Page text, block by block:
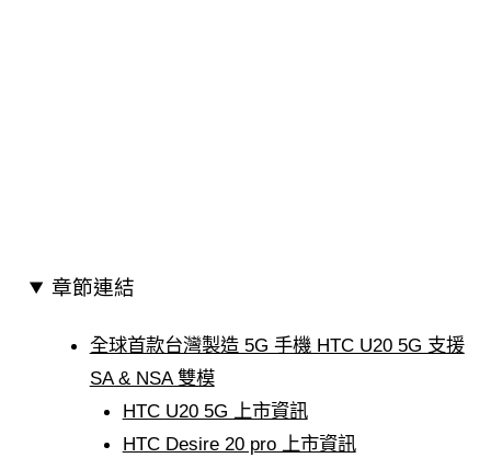
章節連結
全球首款台灣製造 5G 手機 HTC U20 5G 支援
SA & NSA 雙模
HTC U20 5G 上市資訊
HTC Desire 20 pro 上市資訊